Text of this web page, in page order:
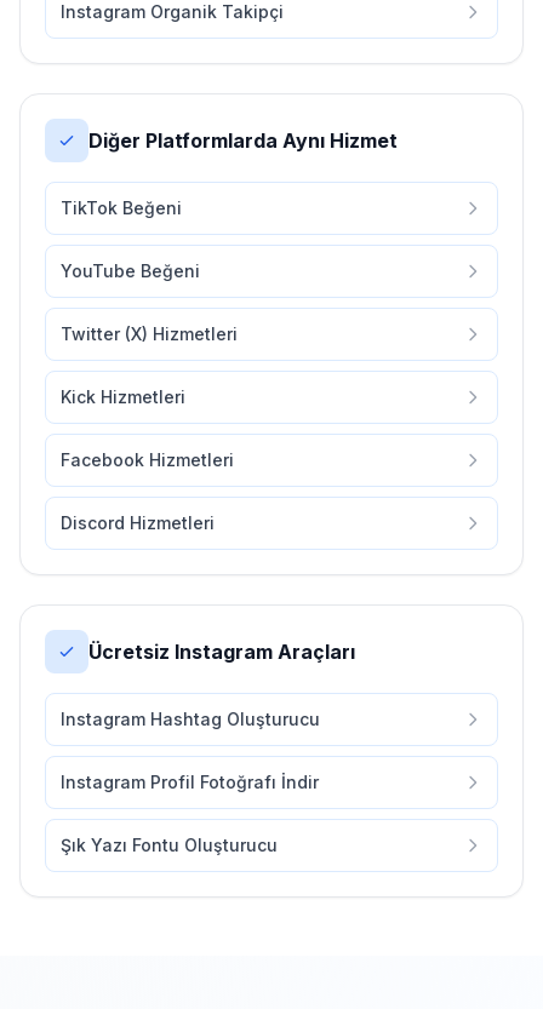
Instagram Organik Takipçi
Diğer Platformlarda Aynı Hizmet
TikTok Beğeni
YouTube Beğeni
Twitter (X) Hizmetleri
Kick Hizmetleri
Facebook Hizmetleri
Discord Hizmetleri
Ücretsiz Instagram Araçları
Instagram Hashtag Oluşturucu
Instagram Profil Fotoğrafı İndir
Şık Yazı Fontu Oluşturucu